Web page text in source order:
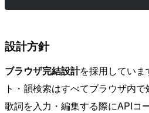
設計方針
ブラウザ完結設計を採用してい
ト・韻検索はすべてブラウザ内
歌詞を入力・編集する際にAPIコ